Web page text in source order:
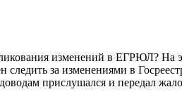
изменений в ЕГРЮЛ? На
за изменениями в
прислушался и передал